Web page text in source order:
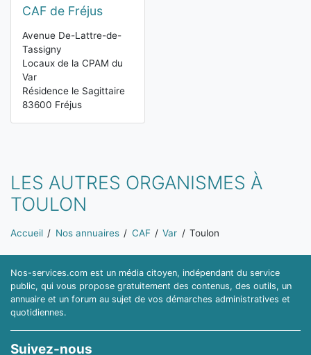
CAF de Fréjus
Avenue De-Lattre-de-
Tassigny
Locaux de la CPAM du
Var
Résidence le Sagittaire
83600 Fréjus
LES AUTRES ORGANISMES À
TOULON
Vous êtes ici:
Accueil Nos annuaires CAF Var Toulon
Nos-services.com est un média citoyen, indépendant du service
public, qui vous propose gratuitement des contenus, des outils, un
annuaire et un forum au sujet de vos démarches administratives et
quotidiennes.
Suivez-nous